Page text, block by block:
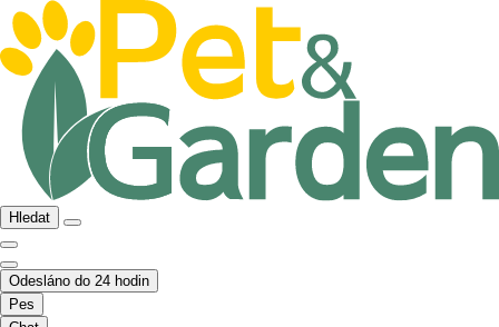
Hledat
Odesláno do 24 hodin
Pes